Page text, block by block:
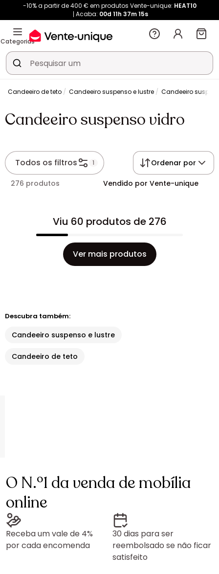
-10% a partir de 400 € em produtos Vente-unique: HEAT10
Acaba: 00d 11h 37m 15s
Categorias
Candeeiro de teto Candeeiro suspenso e lustre Candeeiro
Candeeiro suspenso vidro
Todos os filtros 1 Ordenar por
276 produtos Vendido por Vente-unique
Viu 60 produtos de 276
Ver mais produtos
Descubra também:
Candeeiro suspenso e lustre
Candeeiro de teto
O N.º1 da venda de mobília
online
Receba um vale de 4%
por cada encomenda
30 dias para ser
reembolsado se não ficar
satisfeito